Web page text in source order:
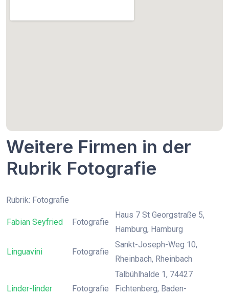
Weitere Firmen in der
Rubrik Fotografie
Rubrik: Fotografie
Fabian Seyfried Fotografie
Haus 7 St Georgstraße 5,
Hamburg, Hamburg
Linguavini Fotografie
Sankt-Joseph-Weg 10,
Rheinbach, Rheinbach
Linder-linder Fotografie
Talbühlhalde 1, 74427
Fichtenberg, Baden-